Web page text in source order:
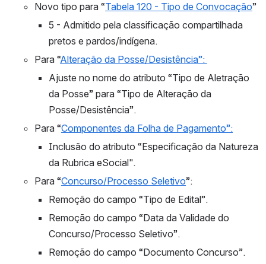
Novo tipo para “Tabela 120 - Tipo de Convocação”
5 - Admitido pela classificação compartilhada
pretos e pardos/indígena.
Para “Alteração da Posse/Desistência”:
Ajuste no nome do atributo “Tipo de Aletração
da Posse” para “Tipo de Alteração da
Posse/Desistência”.
Para “Componentes da Folha de Pagamento”:
Inclusão do atributo “Especificação da Natureza
da Rubrica eSocial".
Para “Concurso/Processo Seletivo”:
Remoção do campo “Tipo de Edital”.
Remoção do campo “Data da Validade do
Concurso/Processo Seletivo”.
Remoção do campo “Documento Concurso”.